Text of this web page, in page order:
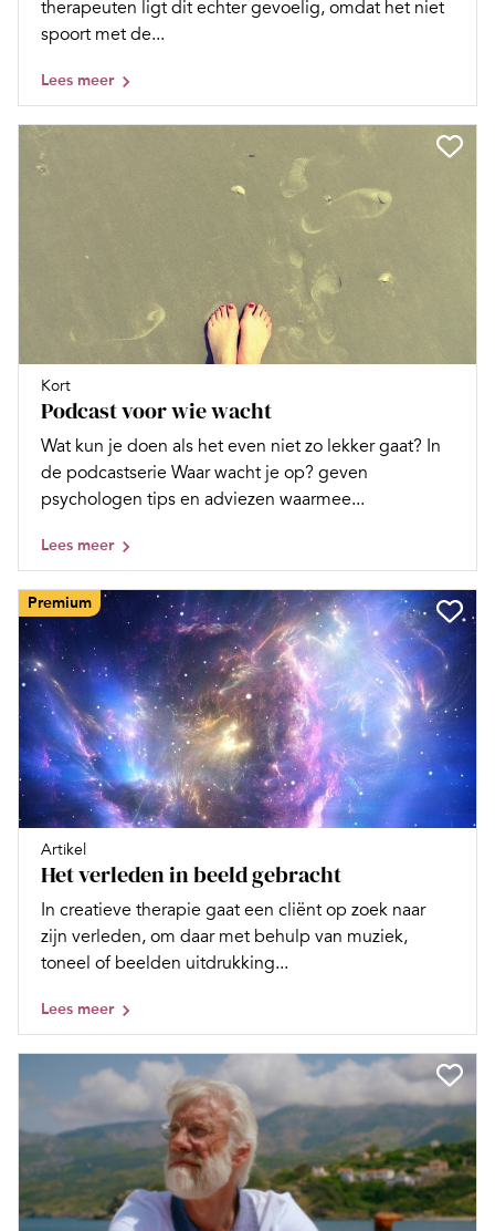
therapeuten ligt dit echter gevoelig, omdat het niet
spoort met de...
Lees meer
Kort
Podcast voor wie wacht
Wat kun je doen als het even niet zo lekker gaat? In
de podcastserie Waar wacht je op? geven
psychologen tips en adviezen waarmee...
Lees meer
Premium
Artikel
Het verleden in beeld gebracht
In creatieve therapie gaat een cliënt op zoek naar
zijn verleden, om daar met behulp van muziek,
toneel of beelden uitdrukking...
Lees meer